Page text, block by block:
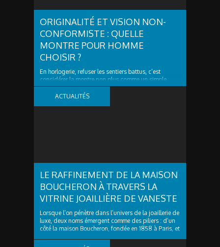
ORIGINALITÉ ET VISION NON-
CONFORMISTE : QUELLE
MONTRE POUR HOMME
CHOISIR ?
En horlogerie, refuser les sentiers battus, c’est
considérer la montre non plus comme un simple
outil, mais comme une signature. Vous ne cherchez
plus seulement un calibre fiable ! Vous désirez un
ACTUALITÉS
LE RAFFINEMENT DE LA MAISON
BOUCHERON À TRAVERS LA
VITRINE JOAILLIÈRE DE VANESTE
Lorsque l’on pénètre dans l’univers de la joaillerie de
luxe, deux noms émergent comme des piliers : d’un
côté la maison Boucheron, fondée en 1858 à Paris, et
Lille, qui offre à sa clientèle l’accès à des pièces